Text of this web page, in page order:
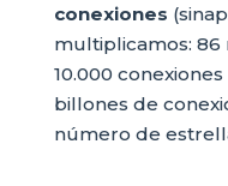
conexiones
multiplicamos: 86
10.000
billones de
número de